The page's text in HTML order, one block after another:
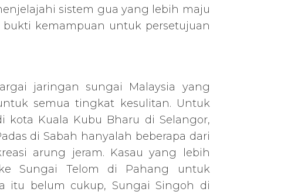
sistem gua yang lebih maju
kemampuan untuk persetujuan
jaringan sungai Malaysia yang
semua tingkat kesulitan. Untuk
kota Kuala Kubu Bharu di Selangor,
di Sabah hanyalah beberapa dari
arung jeram. Kasau yang lebih
Sungai Telom di Pahang untuk
itu belum cukup, Sungai Singoh di